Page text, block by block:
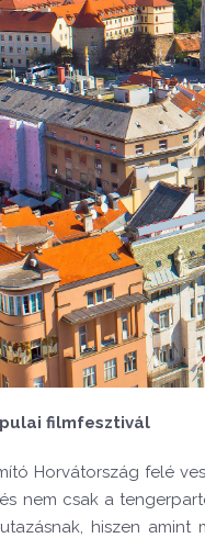
filmfesztivál
Horvátország felé
nem csak a
hiszen